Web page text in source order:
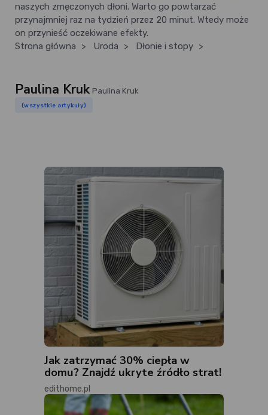
naszych zmęczonych dłoni. Warto go powtarzać
przynajmniej raz na tydzień przez 20 minut. Wtedy może
on przynieść oczekiwane efekty.
Strona główna
> Uroda > Dłonie i stopy >
Paulina Kruk Paulina Kruk
(wszystkie artykuły)
Jak zatrzymać 30% ciepła w
domu? Znajdź ukryte źródło strat!
edithome.pl